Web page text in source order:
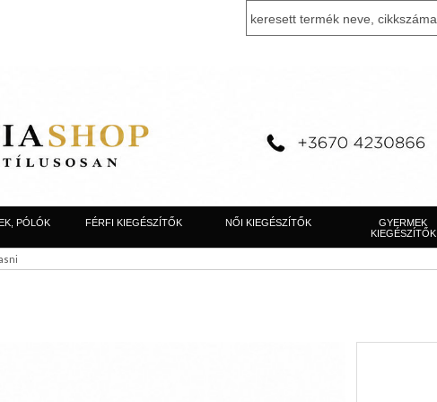
PÓLÓK FÉRFI KIEGÉSZÍTŐK NŐI KIEGÉSZÍTŐK
GYERMEK
KIEGÉSZÍTŐK